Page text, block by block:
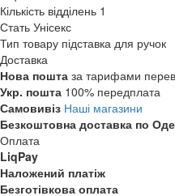
Кількість відділень 1
Стать Унісекс
Тип товару підставка для ручок
Доставка
Нова пошта за тарифами
Укр. пошта 100% передплата
Самовивіз Наші магазини
Безкоштовна доставка по
Оплата
LiqPay
Наложений платіж
Безготівкова оплата